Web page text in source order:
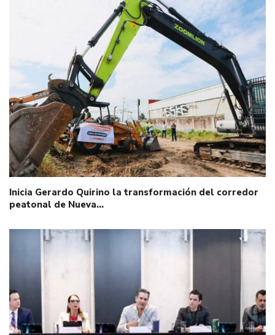
Inicia Gerardo Quirino la transformación del corredor
peatonal de Nueva…